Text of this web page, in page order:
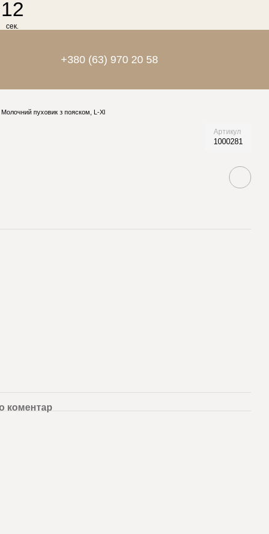
12
сек.
+380 (63) 970 20 58
Молочний пуховик з пояском, L-Xl
Артикул
1000281
коментар